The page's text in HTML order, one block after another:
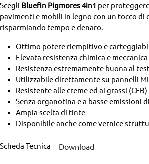
Scegli Bluefin Pigmores 4in1 per
pavimenti e mobili in legno con un tocco di
risparmiando tempo e denaro.
Ottimo potere riempitivo e
Elevata resistenza chimica e meccanica
Resistenza estremamente buona al
Utilizzabile direttamente su pannelli
Resistente alle creme ed ai grassi (CFB)
Senza organotina e a basse emissioni
Ampia scelta di tinte
Disponibile anche come vernice
Scheda Tecnica Download